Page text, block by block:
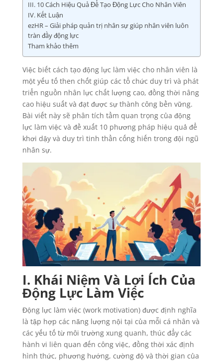
III. 10 Cách Hiệu Quả Để Tạo Động Lực Cho Nhân Viên
IV. Kết Luận
ezHR – Giải pháp quản trị nhân sự giúp nhân viên luôn
tràn đầy động lực
Tham khảo thêm
Việc biết cách tạo động lực làm việc cho nhân viên là
một yếu tố then chốt giúp các tổ chức duy trì và phát
triển nguồn nhân lực chất lượng cao, đồng thời nâng
cao hiệu suất và đạt được sự thành công bền vững.
Bài viết này sẽ phân tích tầm quan trọng của động
lực làm việc và đề xuất 10 phương pháp hiệu quả để
khơi dậy và duy trì tinh thần cống hiến trong đội ngũ
nhân sự.
I. Khái Niệm Và Lợi Ích Của
Động Lực Làm Việc
Động lực làm việc (work motivation) được định nghĩa
là tập hợp các năng lượng nội tại của mỗi cá nhân và
các yếu tố từ môi trường xung quanh, thúc đẩy các
hành vi liên quan đến công việc, đồng thời xác định
hình thức, phương hướng, cường độ và thời gian của